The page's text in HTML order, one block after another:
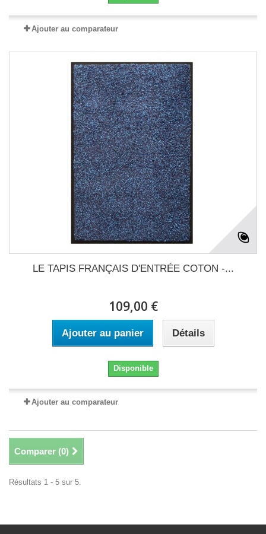
Ajouter au comparateur
LE TAPIS FRANÇAIS D'ENTRÉE COTON -...
109,00 €
Ajouter au panier Détails
Disponible
Ajouter au comparateur
Comparer (0)
Résultats 1 - 5 sur 5.